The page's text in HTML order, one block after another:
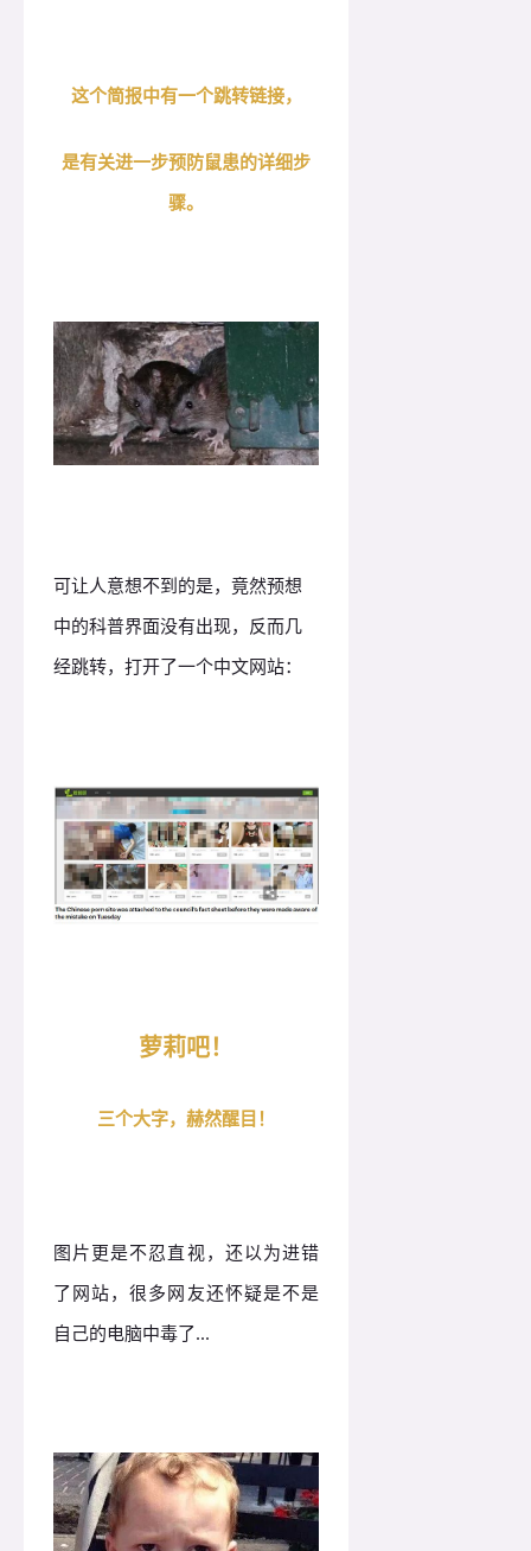
这个简报中有一个跳转链接，
是有关进一步预防鼠患的详细步
骤。
可让人意想不到的是，竟然预想
中的科普界面没有出现，反而几
经跳转，打开了一个中文网站：
萝莉吧！
三个大字，赫然醒目！
图片更是不忍直视，还以为进错
了网站，很多网友还怀疑是不是
自己的电脑中毒了...